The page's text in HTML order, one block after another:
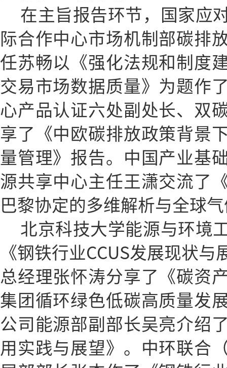
在主旨报告环节，国家应
际合作中心市场机制部碳排
任苏畅以《强化法规和制度
交易市场数据质量》为题作
心产品认证六处副处长、双
享了《中欧碳排放政策背景
量管理》报告。中国产业基
源共享中心主任王潇交流了
巴黎协定的多维解析与全球
北京科技大学能源与环境
《钢铁行业CCUS发展现状
总经理张怀涛分享了《碳资
集团循环绿色低碳高质量发
公司能源部副部长吴亮介绍
用实践与展望》。中环联合